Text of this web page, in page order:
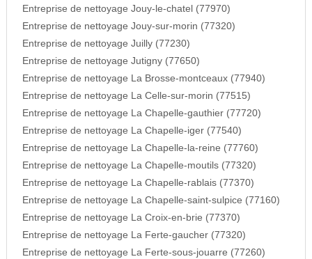
Entreprise de nettoyage Jouy-le-chatel (77970)
Entreprise de nettoyage Jouy-sur-morin (77320)
Entreprise de nettoyage Juilly (77230)
Entreprise de nettoyage Jutigny (77650)
Entreprise de nettoyage La Brosse-montceaux (77940)
Entreprise de nettoyage La Celle-sur-morin (77515)
Entreprise de nettoyage La Chapelle-gauthier (77720)
Entreprise de nettoyage La Chapelle-iger (77540)
Entreprise de nettoyage La Chapelle-la-reine (77760)
Entreprise de nettoyage La Chapelle-moutils (77320)
Entreprise de nettoyage La Chapelle-rablais (77370)
Entreprise de nettoyage La Chapelle-saint-sulpice (77160)
Entreprise de nettoyage La Croix-en-brie (77370)
Entreprise de nettoyage La Ferte-gaucher (77320)
Entreprise de nettoyage La Ferte-sous-jouarre (77260)